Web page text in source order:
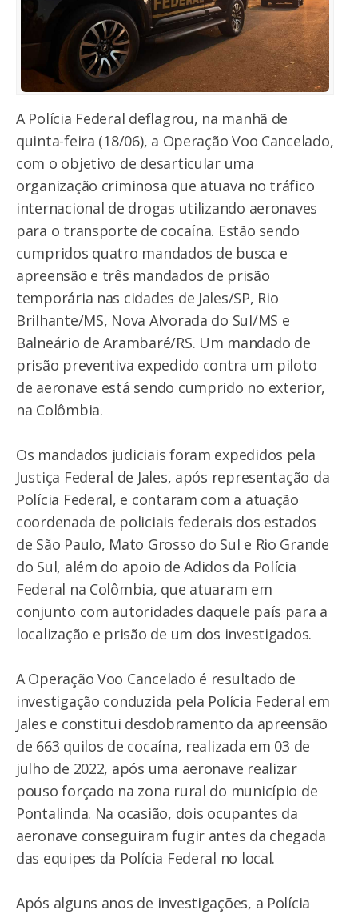
A Polícia Federal deflagrou, na manhã de
quinta-feira (18/06), a Operação Voo Cancelado,
com o objetivo de desarticular uma
organização criminosa que atuava no tráfico
internacional de drogas utilizando aeronaves
para o transporte de cocaína. Estão sendo
cumpridos quatro mandados de busca e
apreensão e três mandados de prisão
temporária nas cidades de Jales/SP, Rio
Brilhante/MS, Nova Alvorada do Sul/MS e
Balneário de Arambaré/RS. Um mandado de
prisão preventiva expedido contra um piloto
de aeronave está sendo cumprido no exterior,
na Colômbia.
Os mandados judiciais foram expedidos pela
Justiça Federal de Jales, após representação da
Polícia Federal, e contaram com a atuação
coordenada de policiais federais dos estados
de São Paulo, Mato Grosso do Sul e Rio Grande
do Sul, além do apoio de Adidos da Polícia
Federal na Colômbia, que atuaram em
conjunto com autoridades daquele país para a
localização e prisão de um dos investigados.
A Operação Voo Cancelado é resultado de
investigação conduzida pela Polícia Federal em
Jales e constitui desdobramento da apreensão
de 663 quilos de cocaína, realizada em 03 de
julho de 2022, após uma aeronave realizar
pouso forçado na zona rural do município de
Pontalinda. Na ocasião, dois ocupantes da
aeronave conseguiram fugir antes da chegada
das equipes da Polícia Federal no local.
Após alguns anos de investigações, a Polícia